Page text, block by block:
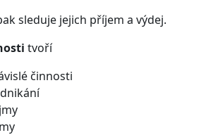
sleduje jejich příjem a výdej.
tvoří
činnosti